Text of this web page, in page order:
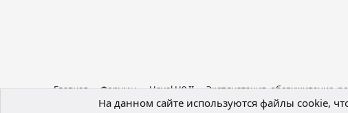
Главная Форумы Haval H9 II Эксплуатация, обслуживание,
На данном сайте используются файлы cookie,